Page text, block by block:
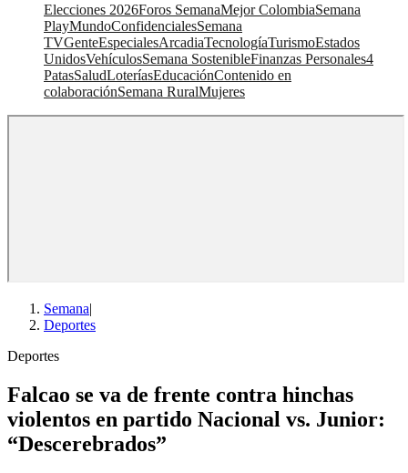
Elecciones 2026Foros SemanaMejor ColombiaSemana
PlayMundoConfidencialesSemana
TVGenteEspecialesArcadiaTecnologíaTurismoEstados
UnidosVehículosSemana SostenibleFinanzas Personales4
PatasSaludLoteríasEducaciónContenido en
colaboraciónSemana RuralMujeres
Semana|
Deportes
Deportes
Falcao se va de frente contra hinchas
violentos en partido Nacional vs. Junior:
“Descerebrados”